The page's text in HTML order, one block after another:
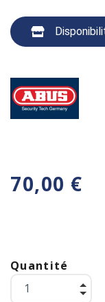
70,00 €
Quantité